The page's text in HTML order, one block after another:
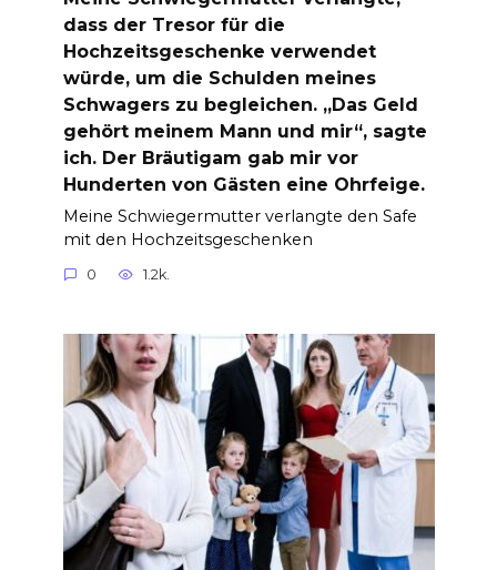
dass der Tresor für die
Hochzeitsgeschenke verwendet
würde, um die Schulden meines
Schwagers zu begleichen. „Das Geld
gehört meinem Mann und mir“, sagte
ich. Der Bräutigam gab mir vor
Hunderten von Gästen eine Ohrfeige.
Meine Schwiegermutter verlangte den Safe
mit den Hochzeitsgeschenken
0 1.2k.